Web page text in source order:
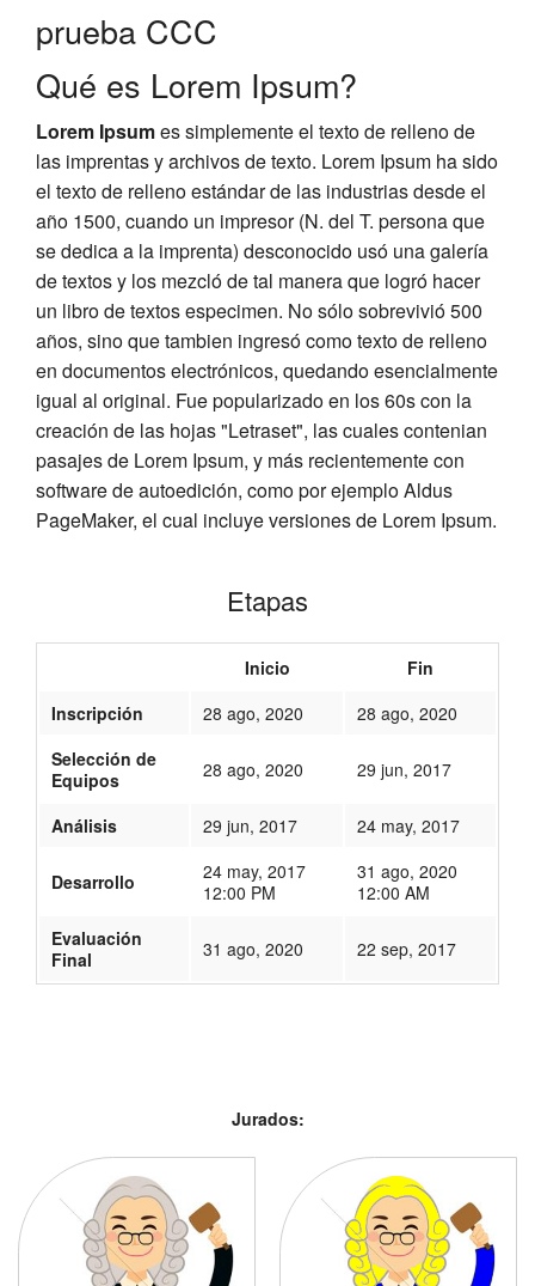
prueba CCC
Qué es Lorem Ipsum?
Lorem Ipsumes simplemente el texto de relleno de
las imprentas y archivos de texto. Lorem Ipsum ha sido
el texto de relleno estándar de las industrias desde el
año 1500, cuando un impresor (N. del T. persona que
se dedica a la imprenta) desconocido usó una galería
de textos y los mezcló de tal manera que logró hacer
un libro de textos especimen. No sólo sobrevivió 500
años, sino que tambien ingresó como texto de relleno
en documentos electrónicos, quedando esencialmente
igual al original. Fue popularizado en los 60s con la
creación de las hojas "Letraset", las cuales contenian
pasajes de Lorem Ipsum, y más recientemente con
software de autoedición, como por ejemplo Aldus
PageMaker, el cual incluye versiones de Lorem Ipsum.
Etapas
Inicio
Fin
Inscripción
28 ago, 2020
28 ago, 2020
Selección de
Equipos
28 ago, 2020 29 jun, 2017
Análisis 29 jun, 2017 24 may, 2017
Desarrollo
24 may, 2017
12:00 PM
31 ago, 2020
12:00 AM
Evaluación
Final
31 ago, 2020 22 sep, 2017
Jurados: